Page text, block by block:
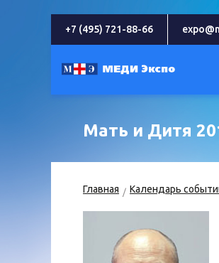
+7 (495) 721-88-66
Мать и Дитя
Главная Календарь